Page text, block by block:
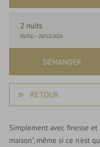
Délices
Fêtes
Nature
2 nuits
05/02/ - 20/12/2026
DEMANDER
RETOUR
Simplement avec finesse
maison", même si ce n'est